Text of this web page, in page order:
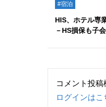
#宿泊
HIS、ホテル専
－HS損保も子
コメント投
ログインはこ